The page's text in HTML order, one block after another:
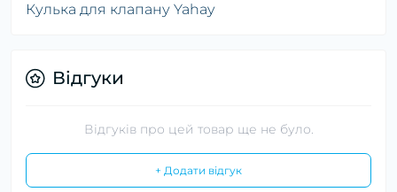
Кулька для клапану Yahay
Відгуки
Відгуків про цей товар ще не було.
+ Додати відгук